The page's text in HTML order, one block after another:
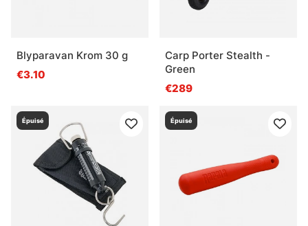
Blyparavan Krom 30 g
€3.10
Carp Porter Stealth -
Green
€289
Épuisé Épuisé